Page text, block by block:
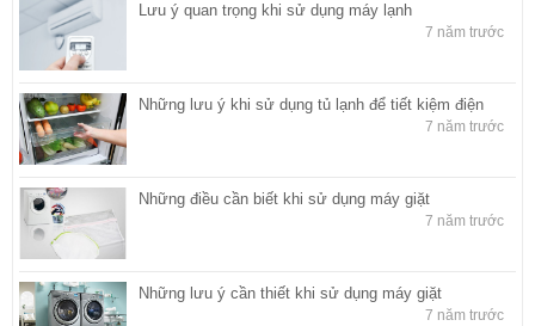
Lưu ý quan trọng khi sử dụng máy lạnh
7 năm trước
Những lưu ý khi sử dụng tủ lạnh để tiết kiệm điện
7 năm trước
Những điều cần biết khi sử dụng máy giặt
7 năm trước
Những lưu ý cần thiết khi sử dụng máy giặt
7 năm trước